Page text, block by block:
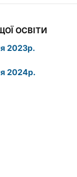
ОСВІТИ
2023р.
2024р.